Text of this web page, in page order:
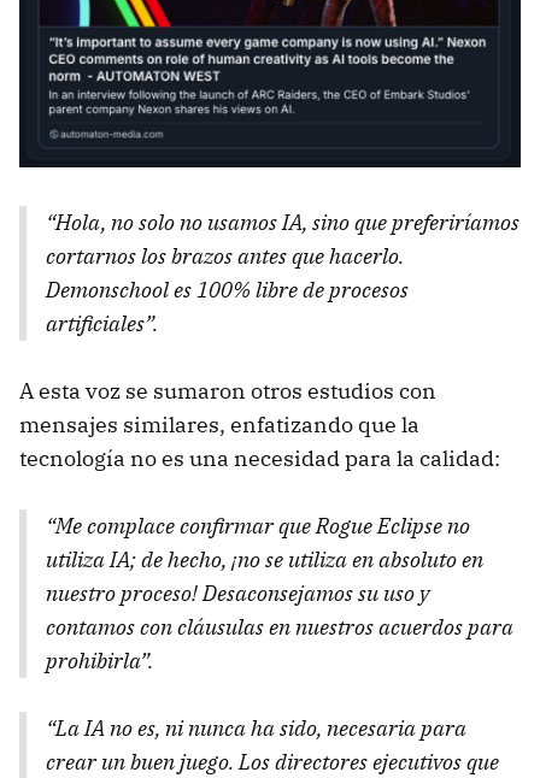
“Hola, no solo no usamos IA, sino que preferiríamos
cortarnos los brazos antes que hacerlo.
Demonschooles 100% libre de procesos
artificiales”.
A esta voz se sumaron otros estudios con
mensajes similares, enfatizando que la
tecnología no es una necesidad para la calidad:
“Me complace confirmar queRogue Eclipseno
utiliza IA; de hecho, ¡no se utiliza en absoluto en
nuestro proceso! Desaconsejamos su uso y
contamos con cláusulas en nuestros acuerdos para
prohibirla”.
“La IA no es, ni nunca ha sido, necesaria para
crear un buen juego. Los directores ejecutivos que